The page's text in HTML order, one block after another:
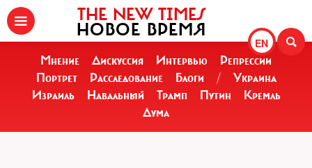
EN
THE NEW TIMES
НОВОЕ ВРЕМЯ
Мнение Дискуссия Интервью
Репрессии
Портрет
Расследование Блоги /
Украина
Израиль
Навальный Трамп Путин
Кремль
Дума